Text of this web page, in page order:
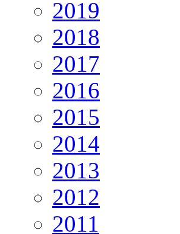
2019
2018
2017
2016
2015
2014
2013
2012
2011